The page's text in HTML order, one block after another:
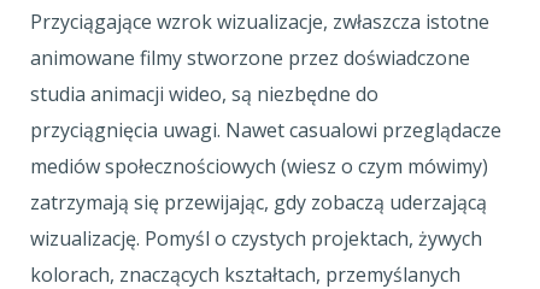
Przyciągające wzrok wizualizacje, zwłaszcza istotne
animowane filmy stworzone przez doświadczone
studia animacji wideo, są niezbędne do
przyciągnięcia uwagi. Nawet casualowi przeglądacze
mediów społecznościowych (wiesz o czym mówimy)
zatrzymają się przewijając, gdy zobaczą uderzającą
wizualizację. Pomyśl o czystych projektach, żywych
kolorach, znaczących kształtach, przemyślanych